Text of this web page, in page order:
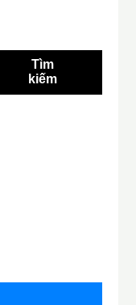
Tìm
kiếm